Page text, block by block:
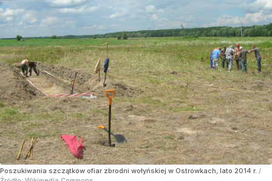
Poszukiwania szczątków ofiar zbrodni wołyńskiej w Ostrówkach, lato 2014 r. /